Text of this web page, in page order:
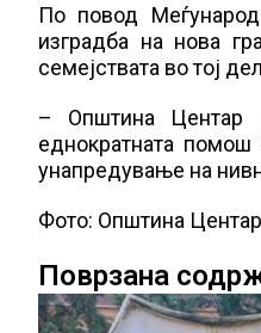
По повод
изградба на нова
семејствата во тој
– Општина Центар
еднократната
унапредување на
Фото: Општина Центар
Поврзана